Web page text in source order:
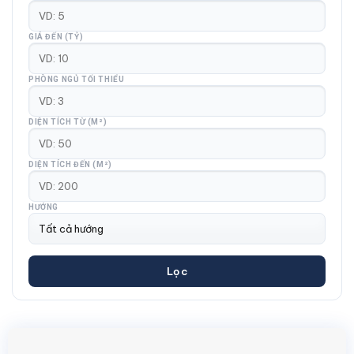
GIÁ ĐẾN (TỶ)
PHÒNG NGỦ TỐI THIỂU
DIỆN TÍCH TỪ (M²)
DIỆN TÍCH ĐẾN (M²)
HƯỚNG
Lọc